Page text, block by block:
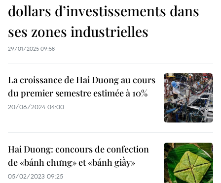
dollars d’investissements dans
ses zones industrielles
29/01/2025 09:58
La croissance de Hai Duong au cours
du premier semestre estimée à 10%
20/06/2024 04:00
Hai Duong: concours de confection
de «bánh chưng» et «bánh giầy»
05/02/2023 09:25